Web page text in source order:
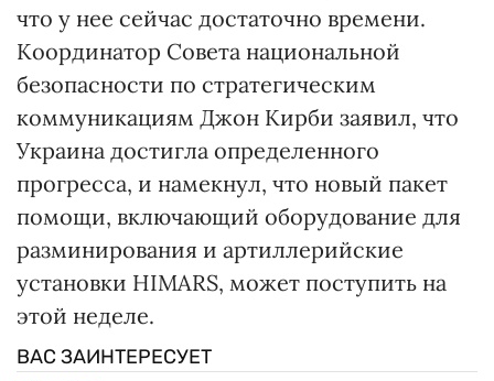
что у нее сейчас достаточно времени.
Координатор Совета национальной
безопасности по стратегическим
коммуникациям Джон Кирби заявил, что
Украина достигла определенного
прогресса, и намекнул, что новый пакет
помощи, включающий оборудование для
разминирования и артиллерийские
установки HIMARS, может поступить на
этой неделе.
ВАС ЗАИНТЕРЕСУЕТ